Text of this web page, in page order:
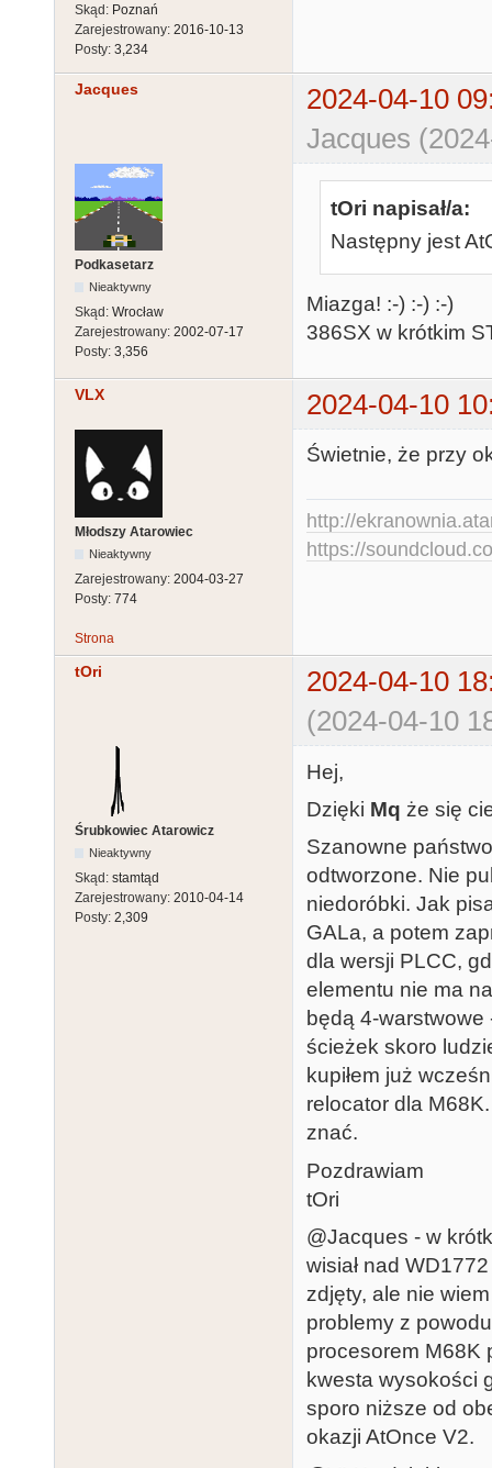
Skąd: Poznań
Zarejestrowany: 2016-10-13
Posty: 3,234
Jacques
2024-04-10
Jacques
Podkasetarz
Nieaktywny
Skąd: Wrocław
Zarejestrowany: 2002-07-17
Posty: 3,356
tOri napisał/a:
Następny jest
Miazga! :-) :-) :-)
386SX w krótkim
VLX 2024-04-10
Młodszy Atarowiec
Nieaktywny
Zarejestrowany: 2004-03-27
Posty: 774
Świetnie, że przy
http://
https://
Strona
tOri
2024-04-10
(2024-04-10
Śrubkowiec Atarowicz
Nieaktywny
Skąd: stamtąd
Zarejestrowany: 2010-04-14
Posty: 2,309
Hej,
Dzięki Mq że się
Szanowne
odtworzone. Nie
niedoróbki. Jak
GALa, a potem
dla wersji PLCC,
elementu nie ma
będą 4-warstwowe
ścieżek skoro
kupiłem już
relocator dla
znać.
Pozdrawiam
tOri
@Jacques - w
wisiał nad
zdjęty, ale nie
problemy z
procesorem M68K
kwesta wysokości
sporo niższe od
okazji AtOnce V2.